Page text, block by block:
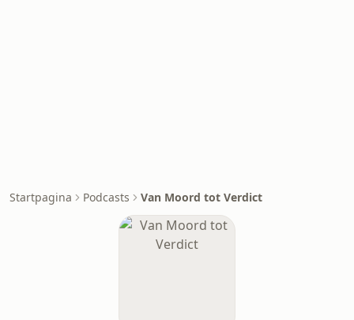
Startpagina Podcasts Van Moord tot Verdict